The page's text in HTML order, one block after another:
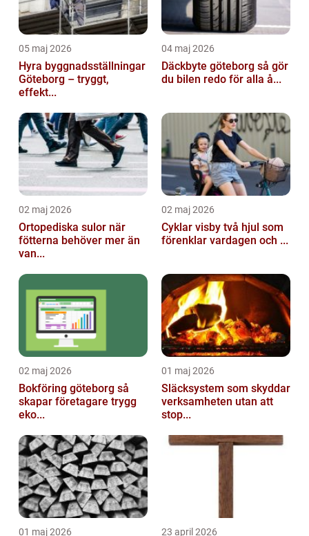
05 maj 2026
Hyra byggnadsställningar
Göteborg – tryggt,
effekt...
04 maj 2026
Däckbyte göteborg så gör
du bilen redo för alla å...
02 maj 2026
Ortopediska sulor när
fötterna behöver mer än
van...
02 maj 2026
Cyklar visby två hjul som
förenklar vardagen och ...
02 maj 2026
Bokföring göteborg så
skapar företagare trygg
eko...
01 maj 2026
Släcksystem som skyddar
verksamheten utan att
stop...
01 maj 2026 23 april 2026